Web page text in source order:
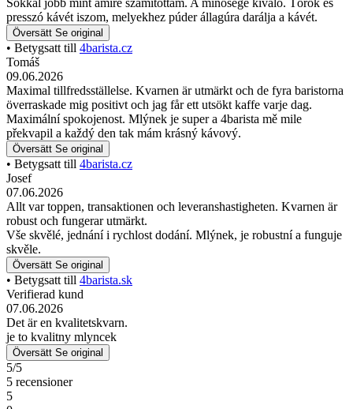
presszó kávét iszom, melyekhez púder állagúra darálja a kávét.
Översätt Se original
• Betygsatt till 4barista.cz
Tomáš
09.06.2026
Maximal tillfredsställelse. Kvarnen är utmärkt och de fyra baristorna
överraskade mig positivt och jag får ett utsökt kaffe varje dag.
Maximální spokojenost. Mlýnek je super a 4barista mě mile
překvapil a každý den tak mám krásný kávový.
Översätt Se original
• Betygsatt till 4barista.cz
Josef
07.06.2026
Allt var toppen, transaktionen och leveranshastigheten. Kvarnen är
robust och fungerar utmärkt.
Vše skvělé, jednání i rychlost dodání. Mlýnek, je robustní a funguje
skvěle.
Översätt Se original
• Betygsatt till 4barista.sk
Verifierad kund
07.06.2026
Det är en kvalitetskvarn.
je to kvalitny mlyncek
Översätt Se original
5/5
5 recensioner
5